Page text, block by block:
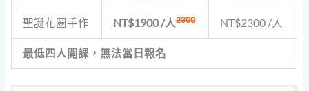
聖誕花圈手作 NT$1900 /人2300 NT$2300 /人
最低四人開課，無法當日報名